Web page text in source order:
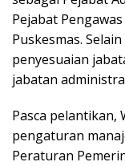
Pejabat
Puskesmas.
penyesuaian
jabatan
Pasca pelantikan,
pengaturan
Peraturan